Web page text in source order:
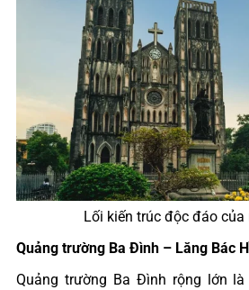
Lối kiến trúc độc đáo của
Quảng trường Ba Đình – Lăng Bác
Quảng trường Ba Đình rộng lớn